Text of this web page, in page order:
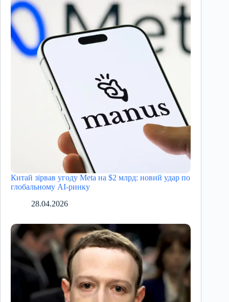
Китай зірвав угоду Meta на $2 млрд: новий удар по
глобальному AI-ринку
28.04.2026